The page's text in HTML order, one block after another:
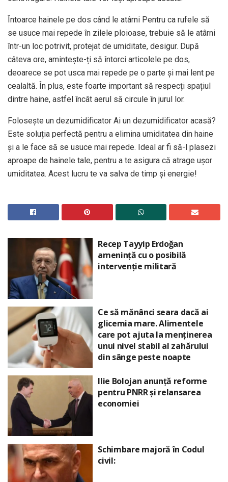
Întoarce hainele pe dos când le atârni Pentru ca rufele să
se usuce mai repede în zilele ploioase, trebuie să le atârni
într-un loc potrivit, protejat de umiditate, desigur. După
câteva ore, amintește-ți să întorci articolele pe dos,
deoarece se pot usca mai repede pe o parte și mai lent pe
cealaltă. În plus, este foarte important să respecți spațiul
dintre haine, astfel încât aerul să circule în jurul lor.
Folosește un dezumidificator Ai un dezumidificator acasă?
Este soluția perfectă pentru a elimina umiditatea din haine
și a le face să se usuce mai repede. Ideal ar fi să-l plasezi
aproape de hainele tale, pentru a te asigura că atrage ușor
umiditatea. Acest lucru te va salva de timp și energie!
Recep Tayyip Erdoğan
amenință cu o posibilă
intervenție militară
Ce să mănânci seara dacă ai
glicemia mare. Alimentele
care pot ajuta la menținerea
unui nivel stabil al zahărului
din sânge peste noapte
Ilie Bolojan anunță reforme
pentru PNRR și relansarea
economiei
Schimbare majoră în Codul
civil: